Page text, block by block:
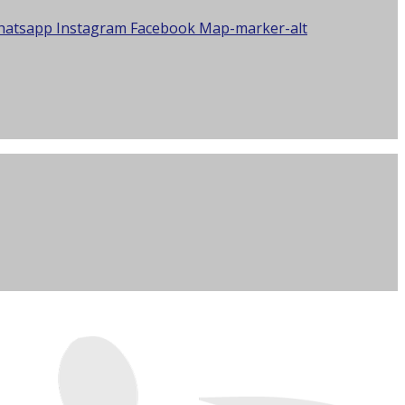
Instagram Facebook Map-marker-alt